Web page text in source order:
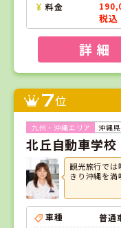
料金
税
詳 細
7位
沖縄県
北丘自動車学校
観光旅行では
きり沖縄を満
車種
普通